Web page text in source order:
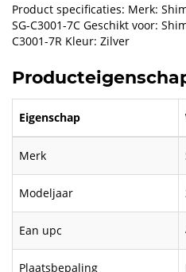
Product specificaties: Merk:
SG-C3001-7C Geschikt voor:
C3001-7R Kleur: Zilver
Eigenschap
Merk
Modeljaar
Ean upc
Plaatsbepaling